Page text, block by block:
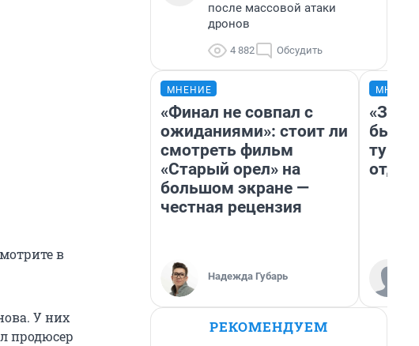
в
У них
продюсер
после массовой атаки
дронов
4 882 Обсудить
МНЕНИЕ
«Финал не совпал с
ожиданиями»: стоит ли
смотреть фильм
«Старый орел» на
большом экране —
честная рецензия
Надежда Губарь
«За
были
РЕКОМЕНДУЕМ